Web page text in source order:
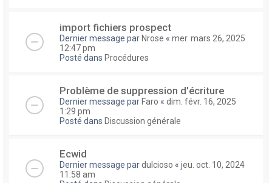
import fichiers prospect
Dernier message par Nrose « mer. mars 26, 2025
12:47 pm
Posté dans Procédures
Problème de suppression d'écriture
Dernier message par Faro « dim. févr. 16, 2025
1:29 pm
Posté dans Discussion générale
Ecwid
Dernier message pardulcioso « jeu. oct. 10, 2024
11:58 am